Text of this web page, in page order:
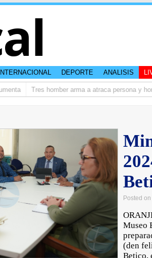
INTERNACIONAL DEPORTE ANALISIS
Tres homber arma a atraca persona y
Posted
Museo
(den
Betico,